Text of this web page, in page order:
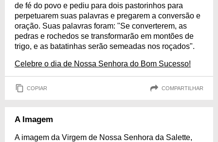
de fé do povo e pediu para dois pastorinhos para
perpetuarem suas palavras e pregarem a conversão e
oração. Suas palavras foram: "Se converterem, as
pedras e rochedos se transformarão em montões de
trigo, e as batatinhas serão semeadas nos roçados".
Celebre o dia de Nossa Senhora do Bom Sucesso!
COPIAR COMPARTILHAR
A Imagem
A imagem da Virgem de Nossa Senhora da Salette,